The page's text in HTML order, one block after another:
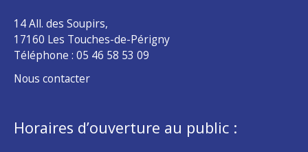
14 All. des Soupirs,
17160 Les Touches-de-Périgny
Téléphone : 05 46 58 53 09
Nous contacter
Horaires d’ouverture au public :